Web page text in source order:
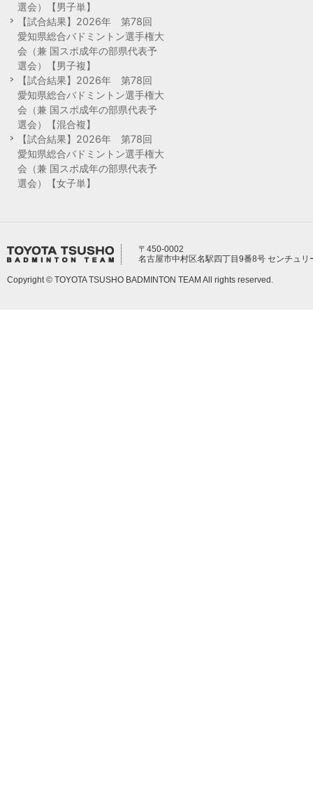
選会）【男子単】
【試合結果】2026年 第78回
愛知県総合バドミントン選手権大
会（兼 国スポ成年の部県代表予
選会）【男子複】
【試合結果】2026年 第78回
愛知県総合バドミントン選手権大
会（兼 国スポ成年の部県代表予
選会）【混合複】
【試合結果】2026年 第78回
愛知県総合バドミントン選手権大
会（兼 国スポ成年の部県代表予
選会）【女子単】
〒450-0002
名古屋市中村区名駅四丁目9番8号 センチュリ
Copyright © TOYOTA TSUSHO BADMINTON TEAM All rights reserved.